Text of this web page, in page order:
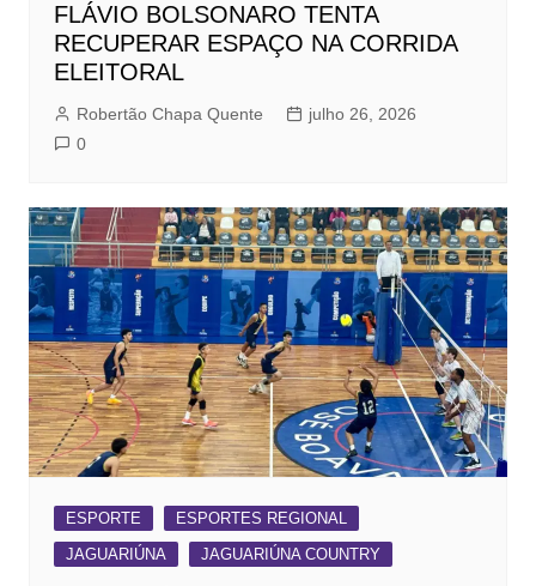
FLÁVIO BOLSONARO TENTA
RECUPERAR ESPAÇO NA CORRIDA
ELEITORAL
Robertão Chapa Quente
julho 26, 2026
0
ESPORTE
ESPORTES REGIONAL
JAGUARIÚNA
JAGUARIÚNA COUNTRY